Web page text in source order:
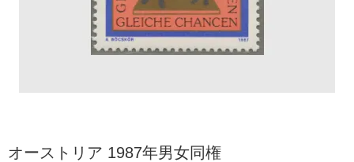
オーストリア 1987年男女同権